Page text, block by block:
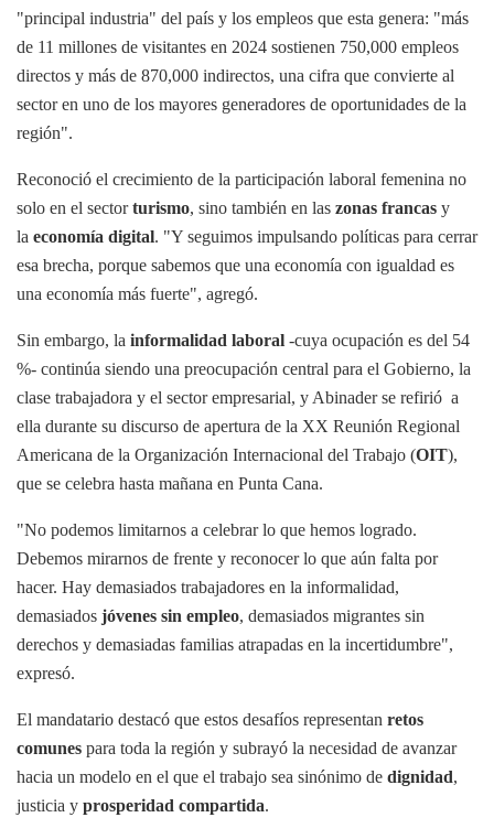
"principal industria" del país y los empleos que esta genera: "más
de 11 millones de visitantes en 2024 sostienen 750,000 empleos
directos y más de 870,000 indirectos, una cifra que convierte al
sector en uno de los mayores generadores de oportunidades de la
región".
Reconoció el crecimiento de la participación laboral femenina no
solo en el sectorturismo, sino también en las zonas francas y
la economía digital. "Y seguimos impulsando políticas para cerrar
esa brecha, porque sabemos que una economía con igualdad es
una economía más fuerte", agregó.
Sin embargo, la informalidad laboral -cuya ocupación es del 54
%- continúa siendo una preocupación central para el Gobierno, la
clase trabajadora y el sector empresarial, y Abinader se refirió a
ella durante su discurso de apertura de la XX Reunión Regional
Americana de la Organización Internacional del Trabajo (OIT),
que se celebra hasta mañana en Punta Cana.
"No podemos limitarnos a celebrar lo que hemos logrado.
Debemos mirarnos de frente y reconocer lo que aún falta por
hacer. Hay demasiados trabajadores en la informalidad,
demasiados jóvenes sin empleo, demasiados migrantes sin
derechos y demasiadas familias atrapadas en la incertidumbre",
expresó.
El mandatario destacó que estos desafíos representan retos
comunes para toda la región y subrayó la necesidad de avanzar
hacia un modelo en el que el trabajo sea sinónimo de dignidad,
justicia y prosperidad compartida.